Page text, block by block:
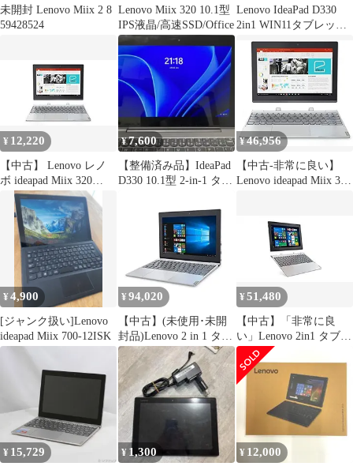
未開封 Lenovo Miix 2 8
59428524
Lenovo Miix 320 10.1型
IPS液晶/高速SSD/Office
Lenovo IdeaPad D330
2in1 WIN11タブレット
¥ 12,220
【中古】 Lenovo レノ
ボ ideapad Miix 320
Atom x5-Z8350 メモリ
4GB eMMC64GB 10.1型
フルHD Windows10
80XF0007JP
¥7,600
【整備済み品】IdeaPad
D330 10.1型 2-in-1 タブ
¥46,956
【中古-非常に良い】
Lenovo ideapad Miix 320
フルHD Windows10
80XF0007JP
¥4,900
[ジャンク扱い]Lenovo
ideapad Miix 700-12ISK
¥ 94,020
【中古】(未使用･未開
封品)Lenovo 2 in 1 タブ
レット idea Pad Miix
320 80XF00L5JP
¥51,480
【中古】「非常に良
い」Lenovo 2in1 タブレ
ット ideaPad Miix 320
80XF002AJP/Windows
10/2GB/64GB/10.1イン
チ(2017年モデル)
¥ 15,729 ¥ 1,300 ¥ 12,000